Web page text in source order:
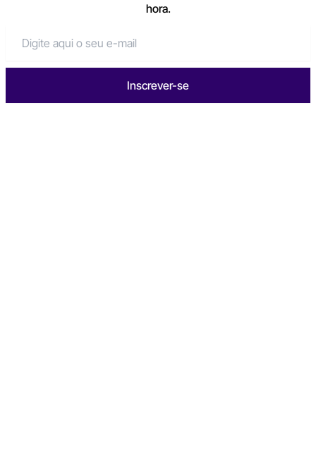
hora.
Inscrever-se